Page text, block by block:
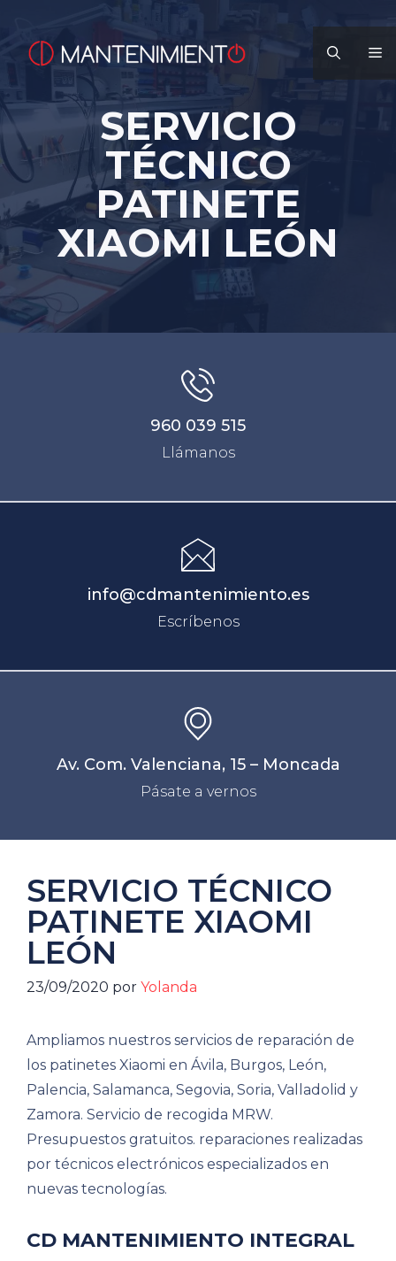
contenido
SERVICIO
TÉCNICO
PATINETE
XIAOMI LEÓN
960 039 515
Llámanos
info@cdmantenimiento.es
Escríbenos
Av. Com. Valenciana, 15 – Moncada
Pásate a vernos
SERVICIO TÉCNICO
PATINETE XIAOMI
LEÓN
23/09/2020 por Yolanda
Ampliamos nuestros servicios de reparación de
los patinetes Xiaomi en Ávila, Burgos, León,
Palencia, Salamanca, Segovia, Soria, Valladolid y
Zamora. Servicio de recogida MRW.
Presupuestos gratuitos. reparaciones realizadas
por técnicos electrónicos especializados en
nuevas tecnologías.
CD MANTENIMIENTO INTEGRAL